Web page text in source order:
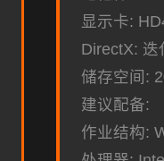
显示卡:
DirectX: 迭
储存空间:
建议配备:
作业结构: